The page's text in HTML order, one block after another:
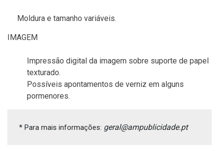
Moldura e tamanho variáveis.
IMAGEM
Impressão digital da imagem sobre suporte de papel
texturado.
Possíveis apontamentos de verniz em alguns
pormenores.
* Para mais informações: geral@ampublicidade.pt